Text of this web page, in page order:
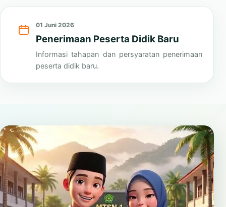
01 Juni 2026
Penerimaan Peserta Didik Baru
Informasi tahapan dan persyaratan penerimaan
peserta didik baru.